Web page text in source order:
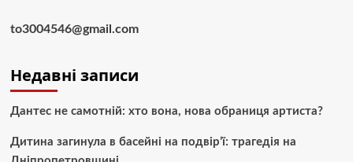
to3004546@gmail.com
Недавні записи
Дантес не самотній: хто вона, нова обраниця артиста?
Дитина загинула в басейні на подвір’ї: трагедія на